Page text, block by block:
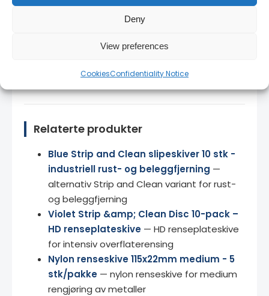
Deny
View preferences
CookiesConfidentiality Notice
Norsk teknisk support— vi snakker ditt språk
produkter.
Relaterte produkter
Blue Strip and Clean slipeskiver 10 stk -
industriell rust- og beleggfjerning —
alternativ Strip and Clean variant for rust-
og beleggfjerning
Violet Strip &amp; Clean Disc 10-pack –
HD renseplateskive — HD renseplateskive
for intensiv overflaterensing
Nylon renseskive 115x22mm medium - 5
stk/pakke — nylon renseskive for medium
rengjøring av metaller